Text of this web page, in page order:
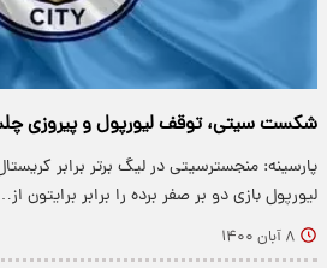
شکست سیتی، توقف لیورپول و پیروزی
پارسینه: منجسترسیتی در لیگ برتر برابر
لیورپول بازی دو بر صفر برده را برابر برایتون
۸ آبان ۱۴۰۰